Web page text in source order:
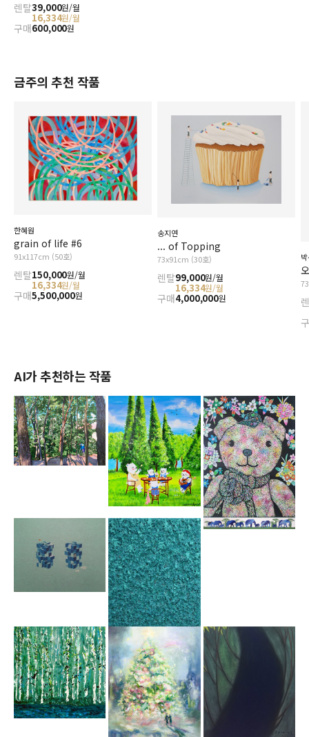
렌탈39,000원/월
16,334원/월
구매600,000원
금주의 추천 작품
한혜원
grain of life #6
91x117cm (50호)
렌탈150,000원/월
16,334원/월
구매5,500,000원
송지연
... of Topping
73x91cm (30호)
렌탈99,000원/월
16,334원/월
구매4,000,000원
AI가 추천하는 작품